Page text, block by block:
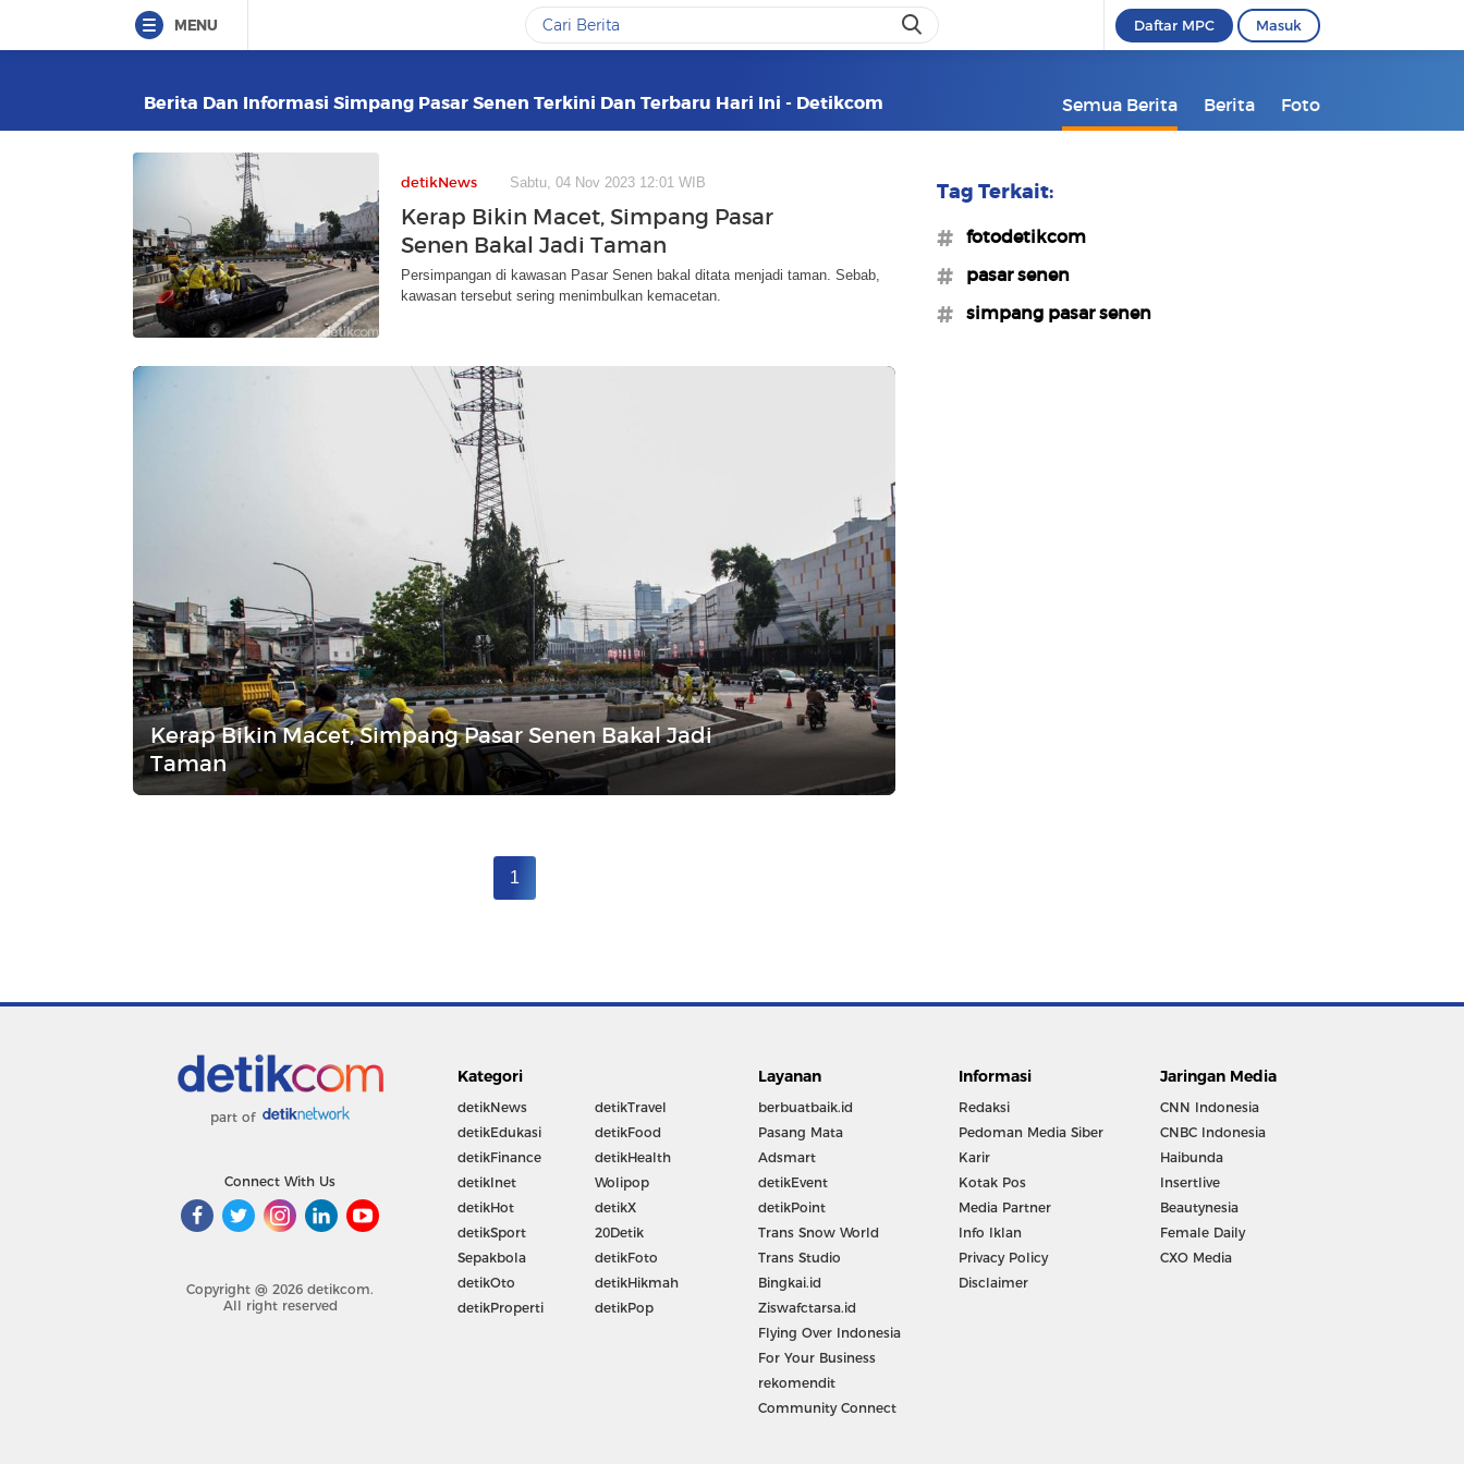
MENU Daftar MPC Masuk
Berita Dan Informasi Simpang Pasar Senen Terkini Dan Terbaru Hari Ini - Detikcom Semua Berita Berita Foto
detikNews Sabtu, 04 Nov 2023 12:01 WIB
Kerap Bikin Macet, Simpang Pasar
Senen Bakal Jadi Taman
Persimpangan di kawasan Pasar Senen bakal ditata menjadi taman. Sebab,
kawasan tersebut sering menimbulkan kemacetan.
Kerap Bikin Macet, Simpang Pasar Senen Bakal Jadi
Taman
1
Tag Terkait:
#fotodetikcom
#pasar senen
#simpang pasar senen
part of
Connect With Us
Copyright @ 2026 detikcom.
All right reserved
Kategori
detikNews
detikEdukasi
detikFinance
detikInet
detikHot
detikSport
Sepakbola
detikOto
detikProperti
detikTravel
detikFood
detikHealth
Wolipop
detikX
20Detik
detikFoto
detikHikmah
detikPop
Layanan
berbuatbaik.id
Pasang Mata
Adsmart
detikEvent
detikPoint
Trans Snow World
Trans Studio
Bingkai.id
Ziswafctarsa.id
Flying Over Indonesia
For Your Business
rekomendit
Community Connect
Informasi
Redaksi
Pedoman Media Siber
Karir
Kotak Pos
Media Partner
Info Iklan
Privacy Policy
Disclaimer
Jaringan Media
CNN Indonesia
CNBC Indonesia
Haibunda
Insertlive
Beautynesia
Female Daily
CXO Media